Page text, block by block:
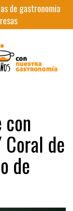
de gastronomia
con
de
de